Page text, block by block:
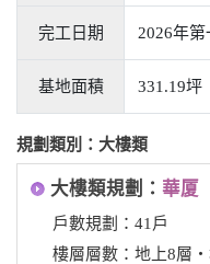
完工日期 2026年第
基地面積 331.19坪
規劃類別：大樓類
大樓類規劃： 華厦
戶數規劃：41戶
樓層層數：地上8層‧